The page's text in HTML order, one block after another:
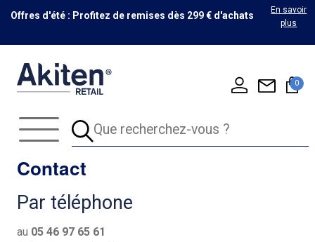
Offres d'été : Profitez de remises dès 299 € d'achats
En savoir
plus
0
Contact
Par téléphone
au 05 46 97 65 61